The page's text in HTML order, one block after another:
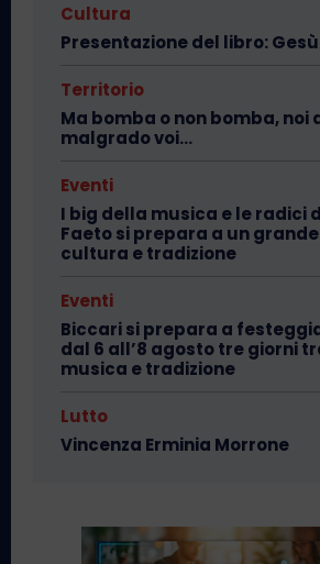
Cultura
Presentazione del libro:
Territorio
Ma bomba o non bomba, noi
malgrado voi…
Eventi
I big della musica e le radici
Faeto si prepara a un
cultura e tradizione
Eventi
Biccari si prepara a
dal 6 all’8 agosto tre giorni
musica e tradizione
Lutto
Vincenza Erminia Morrone